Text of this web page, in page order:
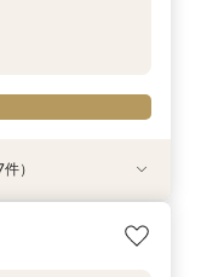
結】
応援！】マタニティ
人数会食検討の方必
で叶える高コスパ
会場
絶賛♪☆リゾート挙
会☆
見学付き相談会♪ブ
】
駅5分】ラグジュ
体験
名46万円～】ラグ
式
）